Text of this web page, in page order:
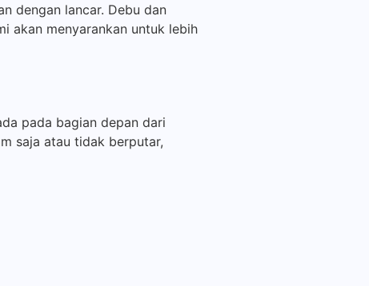
dengan lancar. Debu dan
akan menyarankan untuk lebih
pada bagian depan dari
saja atau tidak berputar,